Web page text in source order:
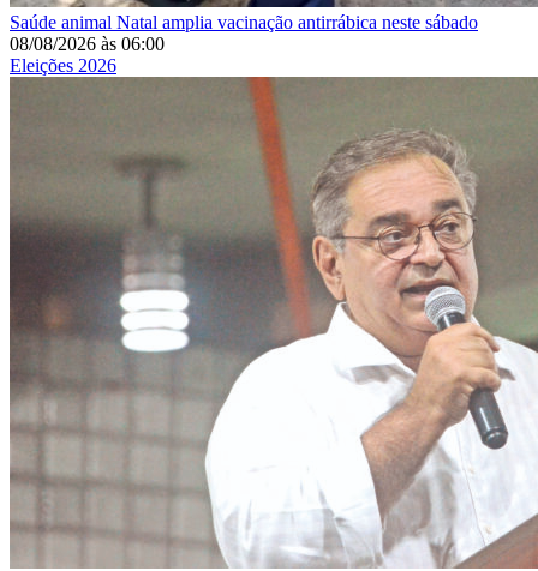
Saúde animal Natal amplia vacinação antirrábica neste sábado
08/08/2026 às 06:00
Eleições 2026